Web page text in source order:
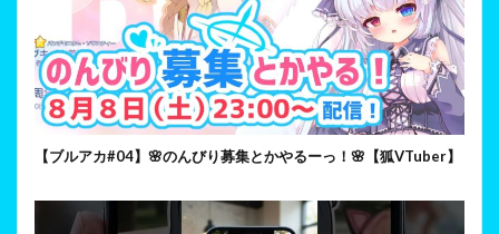
【ブルアカ#04】🌸のんびり募集とかやるーっ！🌸【狐VTuber】